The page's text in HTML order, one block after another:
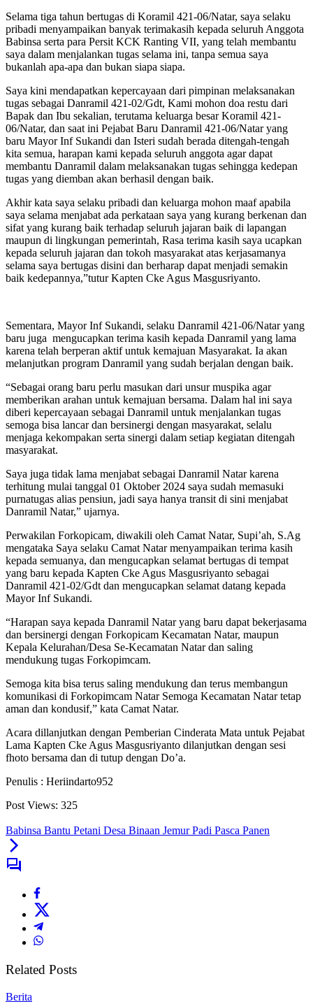
Selama tiga tahun bertugas di Koramil 421-06/Natar, saya selaku
pribadi menyampaikan banyak terimakasih kepada seluruh Anggota
Babinsa serta para Persit KCK Ranting VII, yang telah membantu
saya dalam menjalankan tugas selama ini, tanpa semua saya
bukanlah apa-apa dan bukan siapa siapa.
Saya kini mendapatkan kepercayaan dari pimpinan melaksanakan
tugas sebagai Danramil 421-02/Gdt, Kami mohon doa restu dari
Bapak dan Ibu sekalian, terutama keluarga besar Koramil 421-
06/Natar, dan saat ini Pejabat Baru Danramil 421-06/Natar yang
baru Mayor Inf Sukandi dan Isteri sudah berada ditengah-tengah
kita semua, harapan kami kepada seluruh anggota agar dapat
membantu Danramil dalam melaksanakan tugas sehingga kedepan
tugas yang diemban akan berhasil dengan baik.
Akhir kata saya selaku pribadi dan keluarga mohon maaf apabila
saya selama menjabat ada perkataan saya yang kurang berkenan dan
sifat yang kurang baik terhadap seluruh jajaran baik di lapangan
maupun di lingkungan pemerintah, Rasa terima kasih saya ucapkan
kepada seluruh jajaran dan tokoh masyarakat atas kerjasamanya
selama saya bertugas disini dan berharap dapat menjadi semakin
baik kedepannya,”tutur Kapten Cke Agus Masgusriyanto.
Sementara, Mayor Inf Sukandi, selaku Danramil 421-06/Natar yang
baru juga mengucapkan terima kasih kepada Danramil yang lama
karena telah berperan aktif untuk kemajuan Masyarakat. Ia akan
melanjutkan program Danramil yang sudah berjalan dengan baik.
“Sebagai orang baru perlu masukan dari unsur muspika agar
memberikan arahan untuk kemajuan bersama. Dalam hal ini saya
diberi kepercayaan sebagai Danramil untuk menjalankan tugas
semoga bisa lancar dan bersinergi dengan masyarakat, selalu
menjaga kekompakan serta sinergi dalam setiap kegiatan ditengah
masyarakat.
Saya juga tidak lama menjabat sebagai Danramil Natar karena
terhitung mulai tanggal 01 Oktober 2024 saya sudah memasuki
purnatugas alias pensiun, jadi saya hanya transit di sini menjabat
Danramil Natar,” ujarnya.
Perwakilan Forkopicam, diwakili oleh Camat Natar, Supi’ah, S.Ag
mengataka Saya selaku Camat Natar menyampaikan terima kasih
kepada semuanya, dan mengucapkan selamat bertugas di tempat
yang baru kepada Kapten Cke Agus Masgusriyanto sebagai
Danramil 421-02/Gdt dan mengucapkan selamat datang kepada
Mayor Inf Sukandi.
“Harapan saya kepada Danramil Natar yang baru dapat bekerjasama
dan bersinergi dengan Forkopicam Kecamatan Natar, maupun
Kepala Kelurahan/Desa Se-Kecamatan Natar dan saling
mendukung tugas Forkopimcam.
Semoga kita bisa terus saling mendukung dan terus membangun
komunikasi di Forkopimcam Natar Semoga Kecamatan Natar tetap
aman dan kondusif,” kata Camat Natar.
Acara dillanjutkan dengan Pemberian Cinderata Mata untuk Pejabat
Lama Kapten Cke Agus Masgusriyanto dilanjutkan dengan sesi
fhoto bersama dan di tutup dengan Do’a.
Penulis : Heriindarto952
Post Views: 325
Babinsa Bantu Petani Desa Binaan Jemur Padi Pasca Panen
Related Posts
Berita